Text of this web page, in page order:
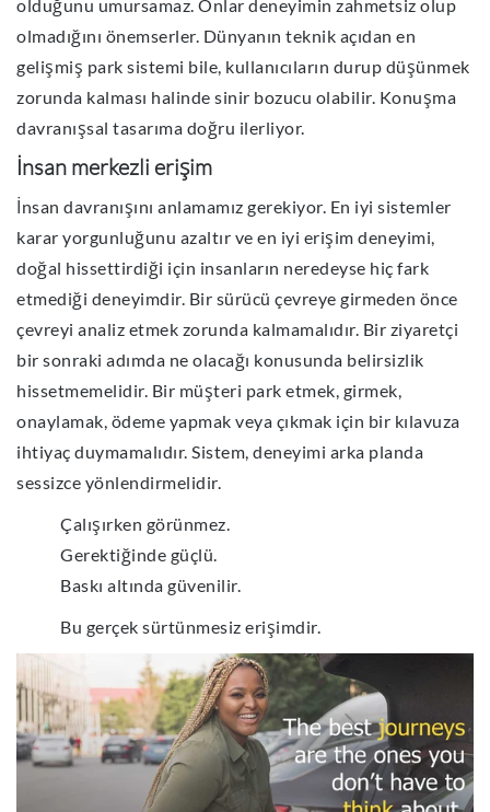
olduğunu umursamaz. Onlar deneyimin zahmetsiz olup
olmadığını önemserler. Dünyanın teknik açıdan en
gelişmiş park sistemi bile, kullanıcıların durup düşünmek
zorunda kalması halinde sinir bozucu olabilir. Konuşma
davranışsal tasarıma doğru ilerliyor.
İnsan merkezli erişim
İnsan davranışını anlamamız gerekiyor. En iyi sistemler
karar yorgunluğunu azaltır ve en iyi erişim deneyimi,
doğal hissettirdiği için insanların neredeyse hiç fark
etmediği deneyimdir. Bir sürücü çevreye girmeden önce
çevreyi analiz etmek zorunda kalmamalıdır. Bir ziyaretçi
bir sonraki adımda ne olacağı konusunda belirsizlik
hissetmemelidir. Bir müşteri park etmek, girmek,
onaylamak, ödeme yapmak veya çıkmak için bir kılavuza
ihtiyaç duymamalıdır. Sistem, deneyimi arka planda
sessizce yönlendirmelidir.
Çalışırken görünmez.
Gerektiğinde güçlü.
Baskı altında güvenilir.
Bu gerçek sürtünmesiz erişimdir.